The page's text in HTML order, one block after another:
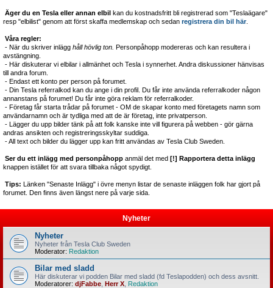
Äger du en Tesla eller annan elbil kan du kostnadsfritt bli registrerad som "Teslaägare"
resp "elbilist" genom att först skaffa medlemskap och sedan registrera din bil här.
Våra regler:
- När du skriver inlägg håll hövlig ton. Personpåhopp modereras och kan resultera i
avstängning.
- Här diskuterar vi elbilar i allmänhet och Tesla i synnerhet. Andra diskussioner hänvisas
till andra forum.
- Endast ett konto per person på forumet.
- Din Tesla referralkod kan du ange i din profil. Du får inte använda referralkoder någon
annanstans på forumet! Du får inte göra reklam för referralkoder.
- Företag får starta trådar på forumet - OM de skapar konto med företagets namn som
användarnamn och är tydliga med att de är företag, inte privatperson.
- Lägger du upp bilder tänk på att folk kanske inte vill figurera på webben - gör gärna
andras ansikten och registreringsskyltar suddiga.
- All text och bilder du lägger upp kan fritt användas av Tesla Club Sweden.
Ser du ett inlägg med personpåhopp anmäl det med [!] Rapportera detta inlägg
knappen istället för att svara tillbaka något spydigt.
Tips: Länken "Senaste Inlägg" i övre menyn listar de senaste inläggen folk har gjort på
forumet. Den finns även längst nere på varje sida.
Nyheter
Nyheter
Nyheter från Tesla Club Sweden
Moderator: Redaktion
Bilar med sladd
Här diskuterar vi podden Bilar med sladd (fd Teslapodden) och dess avsnitt.
Moderatorer: djFabbe Herr X Redaktion